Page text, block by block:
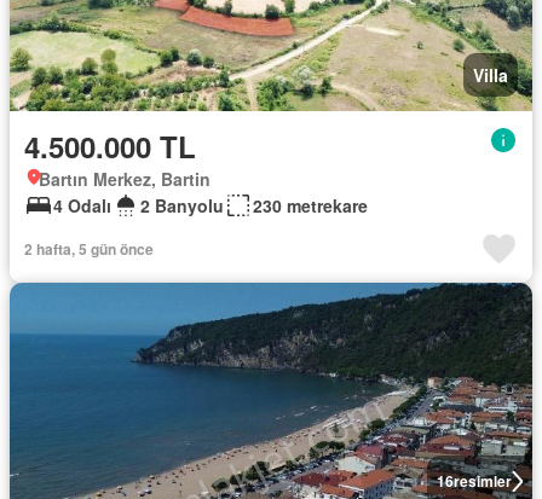
Villa
4.500.000 TL
Bartın Merkez, Bartin
4 Odalı
2 Banyolu 230 metrekare
2 hafta, 5 gün önce
16resimler